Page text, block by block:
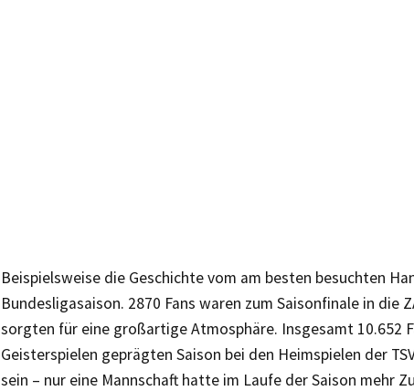
Beispielsweise die Geschichte vom am besten besuchten
Bundesligasaison. 2870 Fans waren zum Saisonfinale in die
sorgten für eine großartige Atmosphäre. Insgesamt 10.652
Geisterspielen geprägten Saison bei den Heimspielen der
sein – nur eine Mannschaft hatte im Laufe der Saison mehr